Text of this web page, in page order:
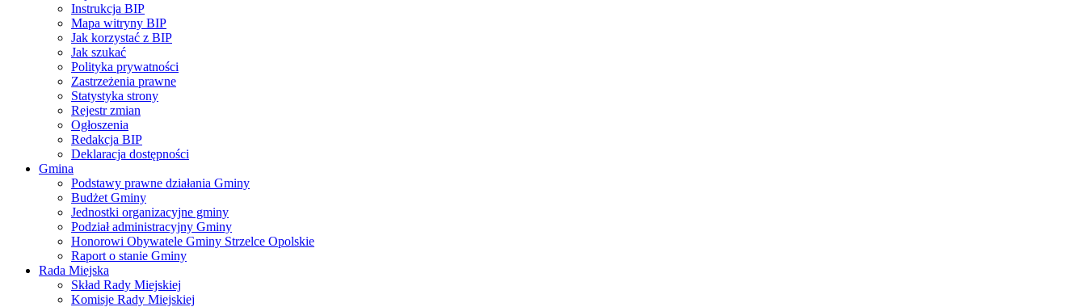
Instrukcja BIP
Mapa witryny BIP
Jak korzystać z BIP
Jak szukać
Polityka prywatności
Zastrzeżenia prawne
Statystyka strony
Rejestr zmian
Ogłoszenia
Redakcja BIP
Deklaracja dostępności
Gmina
Podstawy prawne działania Gminy
Budżet Gminy
Jednostki organizacyjne gminy
Podział administracyjny Gminy
Honorowi Obywatele Gminy Strzelce Opolskie
Raport o stanie Gminy
Rada Miejska
Skład Rady Miejskiej
Komisje Rady Miejskiej